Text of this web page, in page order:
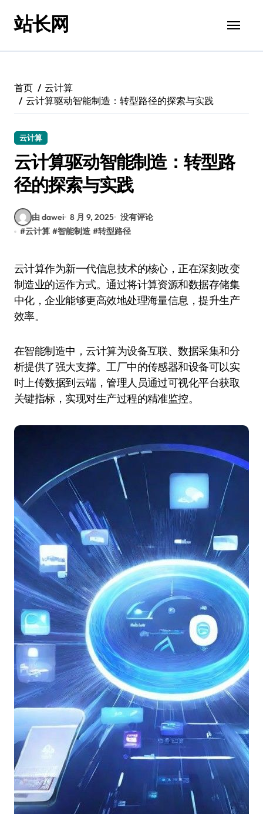
站长网
首页
云计算
云计算驱动智能制造：转型路径的探索与实践
云计算
云计算驱动智能制造：转型路
径的探索与实践
由 dawei 8 月 9, 2025 没有评论
#云计算 #智能制造 #转型路径
云计算作为新一代信息技术的核心，正在深刻改变
制造业的运作方式。通过将计算资源和数据存储集
中化，企业能够更高效地处理海量信息，提升生产
效率。
在智能制造中，云计算为设备互联、数据采集和分
析提供了强大支撑。工厂中的传感器和设备可以实
时上传数据到云端，管理人员通过可视化平台获取
关键指标，实现对生产过程的精准监控。